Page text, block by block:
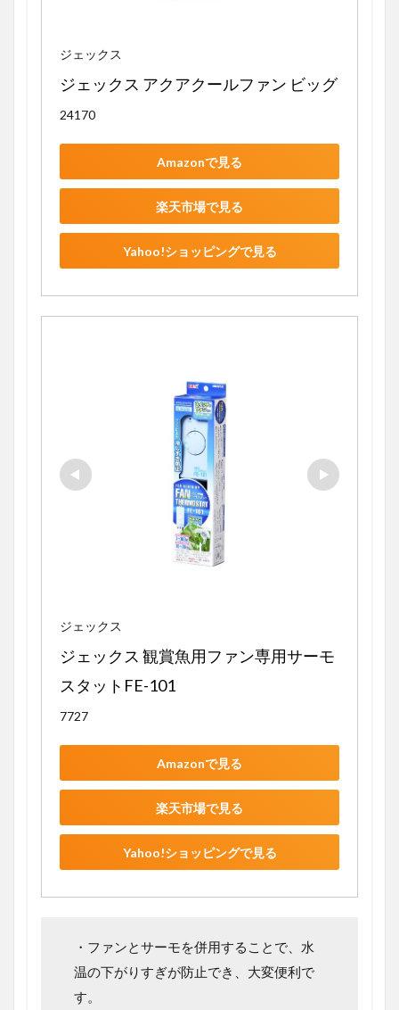
ジェックス
ジェックス アクアクールファン ビッグ
24170
Amazonで見る
楽天市場で見る
Yahoo!ショッピングで見る
ジェックス
ジェックス 観賞魚用ファン専用サーモ
スタットFE-101
7727
Amazonで見る
楽天市場で見る
Yahoo!ショッピングで見る
・ファンとサーモを併用することで、水
温の下がりすぎが防止でき、大変便利で
す。